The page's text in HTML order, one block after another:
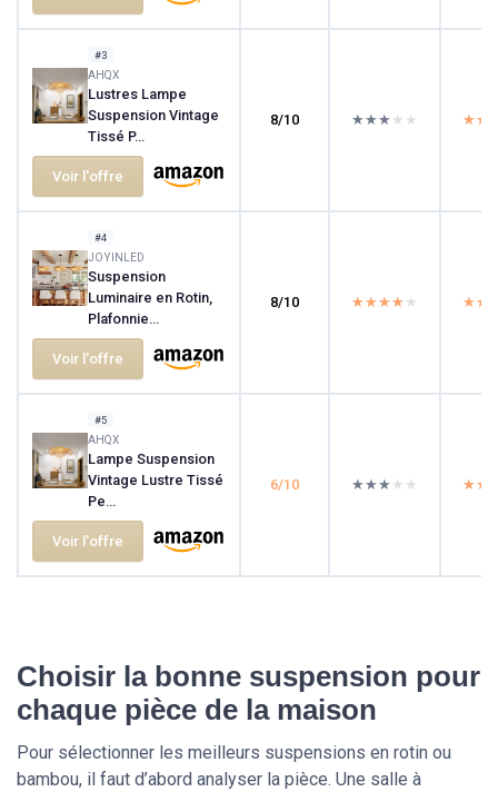
#3
AHQX
Lustres Lampe
Suspension Vintage
Tissé P...
Voir l'offre
8/10 ★★★★★
★★★★★
#4
JOYINLED
Suspension
Luminaire en Rotin,
Plafonnie...
Voir l'offre
8/10 ★★★★★
★★★★★
#5
AHQX
Lampe Suspension
Vintage Lustre Tissé
Pe...
Voir l'offre
6/10 ★★★★★
★★★★★
Choisir la bonne suspension pour
chaque pièce de la maison
Pour sélectionner les meilleurs suspensions en rotin ou
bambou, il faut d’abord analyser la pièce. Une salle à